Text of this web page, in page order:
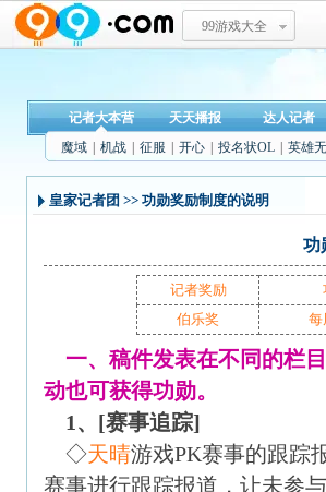
99游戏大全
记者大本营 天天播报 达人记者
魔域
机战 征服 开心 投名状OL 英雄
皇家记者团 >> 功勋奖励制度的说明
功
记者奖励
伯乐奖
每
一、稿件发表在不同的栏
动也可获得功勋。
1、[赛事追踪]
◇天晴游戏PK赛事的跟踪
赛事进行跟踪报道，让未参